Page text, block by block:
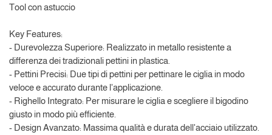
Tool con astuccio
Key Features:
- Durevolezza Superiore: Realizzato in metallo resistente a
differenza dei tradizionali pettini in plastica.
- Pettini Precisi: Due tipi di pettini per pettinare le ciglia in modo
veloce e accurato durante l'applicazione.
- Righello Integrato: Per misurare le ciglia e scegliere il bigodino
giusto in modo più efficiente.
- Design Avanzato: Massima qualità e durata dell'acciaio utilizzato.